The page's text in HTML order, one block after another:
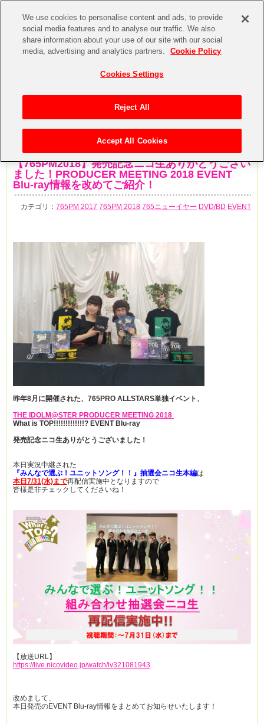
【765PM2018】発売記念ニコ生ありがとうござい
ました！PRODUCER MEETING 2018 EVENT
Blu-ray情報を改めてご紹介！
カテゴリ：765PM 2017 765PM 2018 765ニューイヤー DVD/BD EVENT
昨年8月に開催された、765PRO ALLSTARS単独イベント、
THE IDOLM@STER PRODUCER MEETING 2018
What is TOP!!!!!!!!!!!!!? EVENT Blu-ray
発売記念ニコ生ありがとうございました！
本日実況中継された
『みんなで選ぶ！ユニットソング！！』抽選会ニコ生本編は
本日7/31(水)まで再配信実施中となりますので
皆様是非チェックしてくださいね！
【放送URL】
https://live.nicovideo.jp/watch/lv321081943
改めまして、
本日発売のEVENT Blu-ray情報をまとめてお知らせいたします！
We use cookies to personalise content and ads, to provide
social media features and to analyse our traffic. We also
share information about your use of our site with our social
media, advertising and analytics partners.
Cookie Policy
Cookies Settings
Reject All
Accept All Cookies